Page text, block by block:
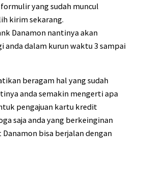
yang sudah muncul
kirim sekarang.
Danamon nantinya akan
anda dalam kurun waktu 3 sampai
beragam hal yang sudah
anda semakin mengerti apa
pengajuan kartu kredit
saja anda yang berkeinginan
bisa berjalan dengan